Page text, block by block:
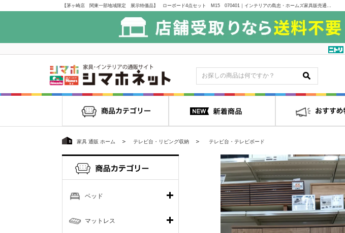
【茅ヶ崎店 関東一部地域限定 展示特価品】 ローボード4点セット M15 070401｜インテリアの島忠・ホームズ家具販売通販サイト シマホネット
家具 通販 ホーム テレビ台・リビング収納 テレビ台・テレビボード
ベッド
マットレス